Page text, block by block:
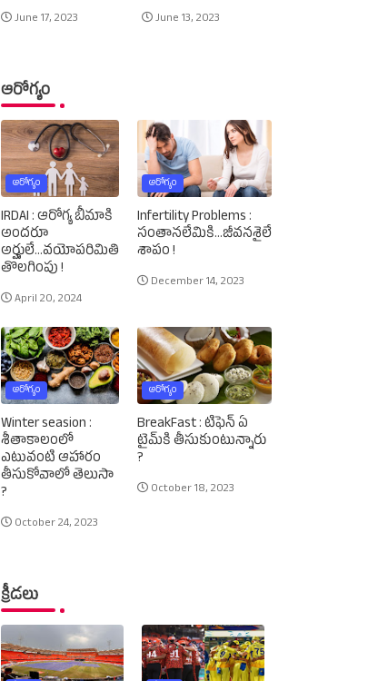
June 17, 2023 June 13, 2023
ఆరోగ్యం
ఆరోగ్యం
IRDAI : ఆరోగ్య బీమాకి
అందరూ
అర్హులే...వయోపరిమితి
తొలగింపు !
April 20, 2024
ఆరోగ్యం
Infertility Problems :
సంతానలేమికి...జీవనశైలే
శాపం !
December 14, 2023
ఆరోగ్యం
Winter seasion :
శీతాకాలంలో
ఎటువంటి ఆహారం
తీసుకోవాలో తెలుసా
?
October 24, 2023
ఆరోగ్యం
BreakFast : టిఫెన్‌ ఏ
టైమ్‌కి తీసుకుంటున్నారు
?
October 18, 2023
క్రీడలు